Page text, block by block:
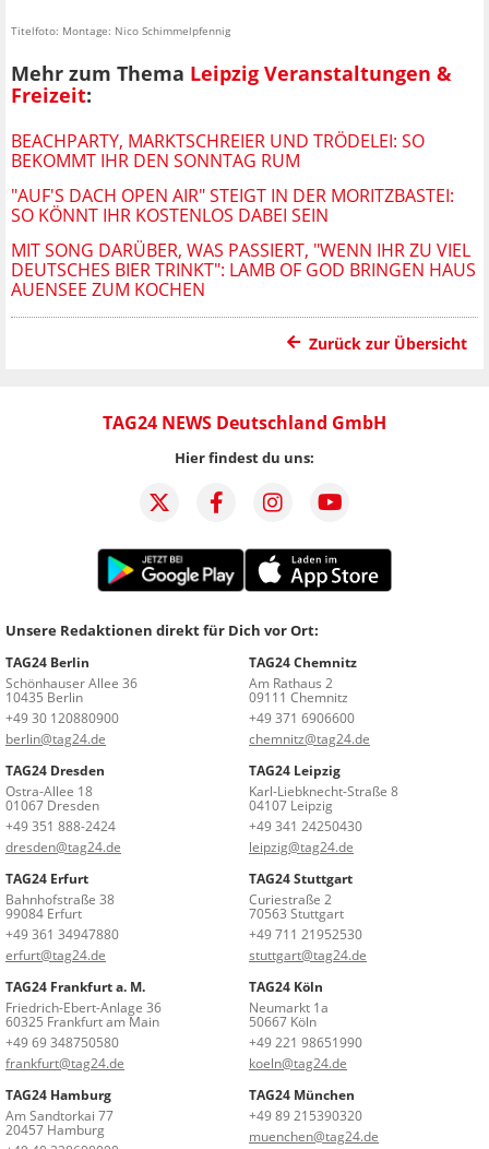
Titelfoto: Montage: Nico Schimmelpfennig
Mehr zum Thema Leipzig Veranstaltungen &
Freizeit:
BEACHPARTY, MARKTSCHREIER UND TRÖDELEI: SO
BEKOMMT IHR DEN SONNTAG RUM
"AUF'S DACH OPEN AIR" STEIGT IN DER MORITZBASTEI:
SO KÖNNT IHR KOSTENLOS DABEI SEIN
MIT SONG DARÜBER, WAS PASSIERT, "WENN IHR ZU VIEL
DEUTSCHES BIER TRINKT": LAMB OF GOD BRINGEN HAUS
AUENSEE ZUM KOCHEN
Zurück zur Übersicht
TAG24 NEWS Deutschland GmbH
Hier findest du uns:
Unsere Redaktionen direkt für Dich vor Ort:
TAG24 Berlin
Schönhauser Allee 36
10435 Berlin
+49 30 120880900
berlin@tag24.de
TAG24 Chemnitz
Am Rathaus 2
09111 Chemnitz
+49 371 6906600
chemnitz@tag24.de
TAG24 Dresden
Ostra-Allee 18
01067 Dresden
+49 351 888-2424
dresden@tag24.de
TAG24 Leipzig
Karl-Liebknecht-Straße 8
04107 Leipzig
+49 341 24250430
leipzig@tag24.de
TAG24 Erfurt
Bahnhofstraße 38
99084 Erfurt
+49 361 34947880
erfurt@tag24.de
TAG24 Stuttgart
Curiestraße 2
70563 Stuttgart
+49 711 21952530
stuttgart@tag24.de
TAG24 Frankfurt a. M.
Friedrich-Ebert-Anlage 36
60325 Frankfurt am Main
+49 69 348750580
frankfurt@tag24.de
TAG24 Köln
Neumarkt 1a
50667 Köln
+49 221 98651990
koeln@tag24.de
TAG24 Hamburg
Am Sandtorkai 77
20457 Hamburg
TAG24 München
+49 89 215390320
muenchen@tag24.de